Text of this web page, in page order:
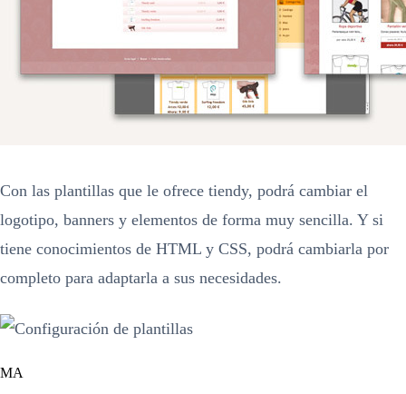
Con las plantillas que le ofrece tiendy, podrá cambiar el
logotipo, banners y elementos de forma muy sencilla. Y si
tiene conocimientos de HTML y CSS, podrá cambiarla por
completo para adaptarla a sus necesidades.
MA